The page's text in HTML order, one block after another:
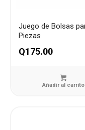
Juego de Bolsas
Piezas
Q175.00
Añadir al carrito